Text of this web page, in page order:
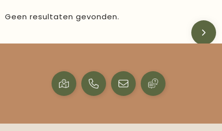
Geen resultaten gevonden.